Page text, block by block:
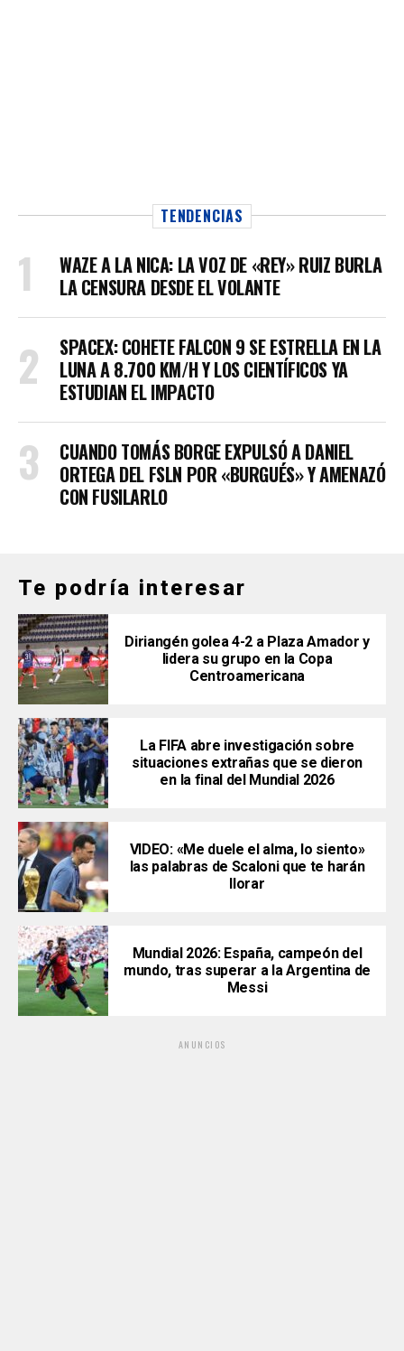
TENDENCIAS
WAZE A LA NICA: LA VOZ DE «REY» RUIZ BURLA
LA CENSURA DESDE EL VOLANTE
SPACEX: COHETE FALCON 9 SE ESTRELLA EN LA
LUNA A 8.700 KM/H Y LOS CIENTÍFICOS YA
ESTUDIAN EL IMPACTO
CUANDO TOMÁS BORGE EXPULSÓ A DANIEL
ORTEGA DEL FSLN POR «BURGUÉS» Y AMENAZÓ
CON FUSILARLO
Te podría interesar
Diriangén golea 4-2 a Plaza Amador y
lidera su grupo en la Copa
Centroamericana
La FIFA abre investigación sobre
situaciones extrañas que se dieron
en la final del Mundial 2026
VIDEO: «Me duele el alma, lo siento»
las palabras de Scaloni que te harán
llorar
Mundial 2026: España, campeón del
mundo, tras superar a la Argentina de
Messi
ANUNCIOS